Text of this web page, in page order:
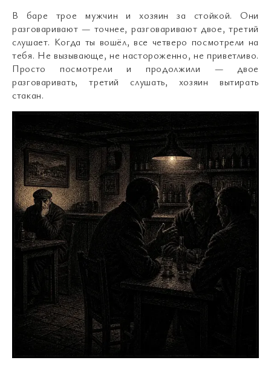
В баре трое мужчин и хозяин за стойкой. Они
разговаривают — точнее, разговаривают двое, третий
слушает. Когда ты вошёл, все четверо посмотрели на
тебя. Не вызывающе, не настороженно, не приветливо.
Просто посмотрели и продолжили — двое
разговаривать, третий слушать, хозяин вытирать
стакан.